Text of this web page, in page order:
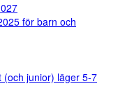
för barn och
(och junior) läger 5-7